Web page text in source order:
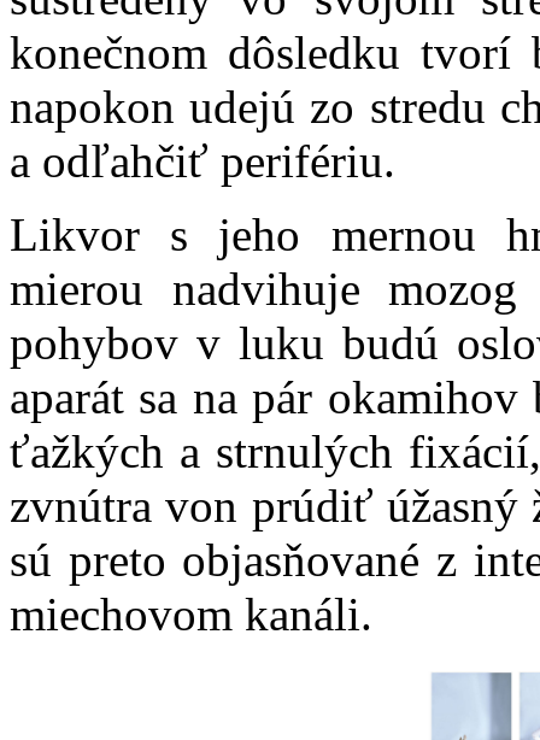
konečnom dôsledku
napokon udejú zo stredu
a odľahčiť perifériu.
Likvor s jeho mernou
mierou nadvihuje
pohybov v luku budú
aparát sa na pár
ťažkých a strnulých
zvnútra von prúdiť
sú preto objasňované z
miechovom kanáli.